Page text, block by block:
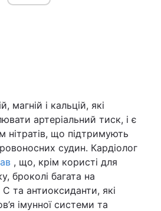
магній і кальцій, які
артеріальний тиск, і є
що підтримують
судин. Кардіолог
, що, крім користі для
броколі багата на
С та антиоксиданти, які
імунної системи та